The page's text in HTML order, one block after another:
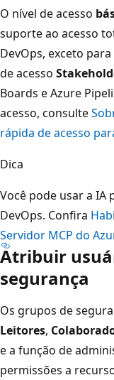
O nível de acesso
suporte ao acesso
DevOps, exceto
de acesso
Boards e Azure
acesso, consulte
rápida de acesso
Dica
Você pode usar a IA
DevOps. Confira
Servidor MCP do
Atribuir
segurança
Os grupos de
Leitores,
e a função de
permissões a